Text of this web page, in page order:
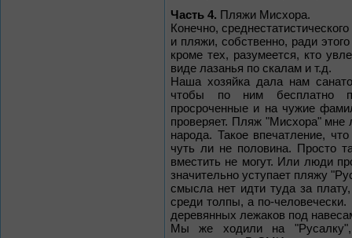
Часть 4. Пляжи Мисхора.
Конечно,
и пляжи, собственно, ради
кроме тех, разумеется, кто
виде лазанья по скалам и т.д.
Наша хозяйка дала нам
чтобы по ним бесплатно
просроченные и на чужие
проверяет. Пляж "Мисхора" мне
народа. Такое впечатление,
чуть ли не половина. Просто
вместить не могут. Или люди
значительно уступает пляжу
смысла нет идти туда за
среди толпы, а по-
деревянных лежаков под
Мы же ходили на